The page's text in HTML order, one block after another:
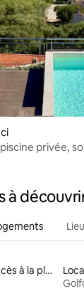
privée,
à
Locations avec accès à la plage